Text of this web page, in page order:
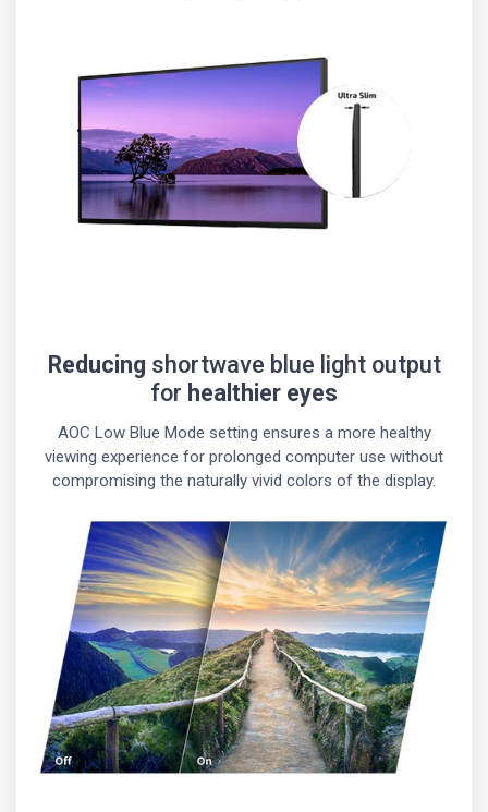
Reducing shortwave blue light output
for healthier eyes
AOC Low Blue Mode setting ensures a more healthy
viewing experience for prolonged computer use without
compromising the naturally vivid colors of the display.